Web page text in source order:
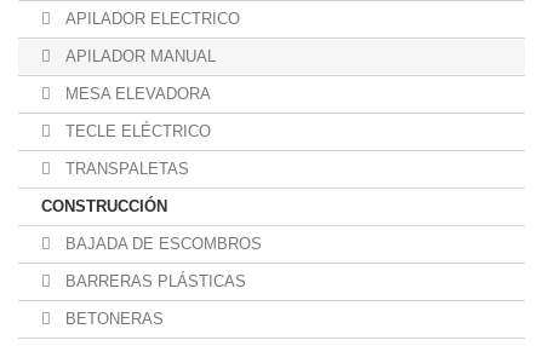
APILADOR ELECTRICO
APILADOR MANUAL
MESA ELEVADORA
TECLE ELÉCTRICO
TRANSPALETAS
CONSTRUCCIÓN
BAJADA DE ESCOMBROS
BARRERAS PLÁSTICAS
BETONERAS